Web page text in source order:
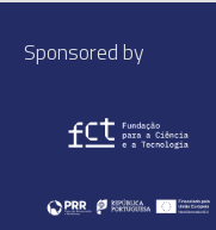
Sponsored by